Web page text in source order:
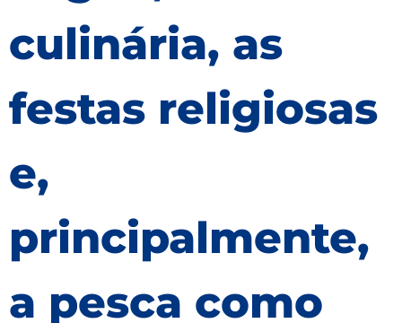
culinária, as
festas religiosas
e,
principalmente,
a pesca como